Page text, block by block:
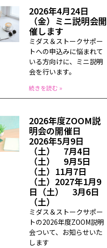
2026年4月24日
（金）ミニ説明会開
催します
ミダス＆ストークサポー
トへの申込みに悩まれて
いる方向けに、ミニ説明
会を行います。
続きを読む »
2026年度ZOOM説
明会の開催日
2026年5月9日
（土） 7月4日
（土） 9月5日
（土）11月7日
（土）2027年1月9
日（土） 3月6日
（土）
ミダス＆ストークサポー
トの2026年度ZOOM説明
会ついて、お知らせいた
します